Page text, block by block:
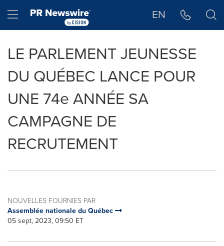
Hamburger menu EN
LE PARLEMENT JEUNESSE
DU QUÉBEC LANCE POUR
UNE 74e ANNÉE SA
CAMPAGNE DE
RECRUTEMENT
NOUVELLES FOURNIES PAR
Assemblée nationale du Québec
05 sept, 2023, 09:50 ET